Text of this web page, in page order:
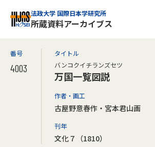
法政大学 国際日本学研究所
所蔵資料アーカイブス
番号
4003
タイトル
バンコクイチランズセツ
万国一覧図説
作者・画工
古屋野意春作・宮本君山画
刊年
文化７（1810）